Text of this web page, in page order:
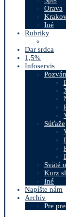
Orava
Iné
Rubriky
Dar srdca
1,5%
Infoservis
Súťaže
Sväté
Kurz
Iné
Napíšte nám
Archív
Pre